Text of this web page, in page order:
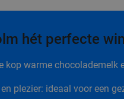
hét perfecte
kop warme chocolademelk
plezier: ideaal voor een